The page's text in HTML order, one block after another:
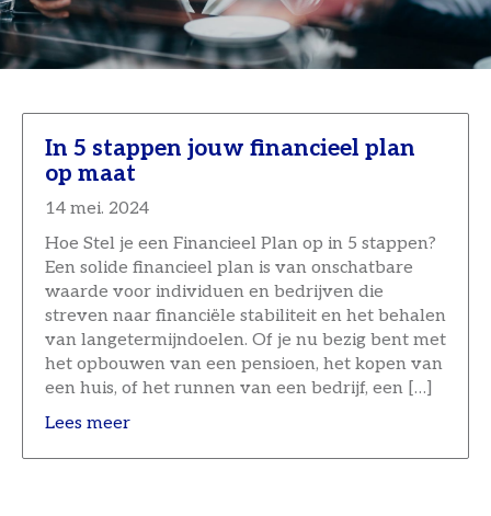
In 5 stappen jouw financieel plan
op maat
14 mei. 2024
Hoe Stel je een Financieel Plan op in 5 stappen?
Een solide financieel plan is van onschatbare
waarde voor individuen en bedrijven die
streven naar financiële stabiliteit en het behalen
van langetermijndoelen. Of je nu bezig bent met
het opbouwen van een pensioen, het kopen van
een huis, of het runnen van een bedrijf, een […]
Lees meer